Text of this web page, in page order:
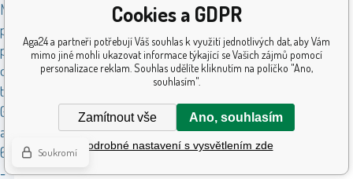
Nabíjejte
pouze
při
okolní
teplotě
0°C
až
60°C
-
Cookies a GDPR
Aga24 a partneři potřebují Váš souhlas k využití jednotlivých dat, aby Vám
mimo jiné mohli ukazovat informace týkající se Vašich zájmů pomocí
personalizace reklam. Souhlas udělíte kliknutím na políčko "Ano,
souhlasím".
Zamítnout vše Ano, souhlasím
Podrobné nastavení s vysvětlením zde
Soukromí